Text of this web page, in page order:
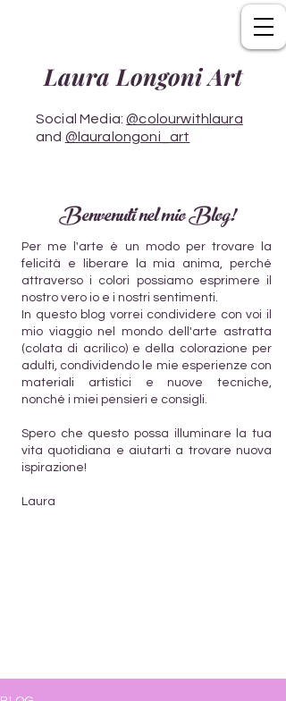
Laura Longoni Art
Social Media:@colourwithlaura
and @lauralongoni_art
Benvenuti nel mio Blog!
Per me l'arte è un modo per trovare la
felicità e liberare la mia anima, perché
attraverso i colori possiamo esprimere il
nostro vero io e i nostri sentimenti.
In questo blog vorrei condividere con voi il
mio viaggio nel mondo dell'arte astratta
(colata di acrilico) e della colorazione per
adulti, condividendo le mie esperienze con
materiali artistici e nuove tecniche,
nonché i miei pensieri e consigli.
Spero che questo possa illuminare la tua
vita quotidiana e aiutarti a trovare nuova
ispirazione!
Laura